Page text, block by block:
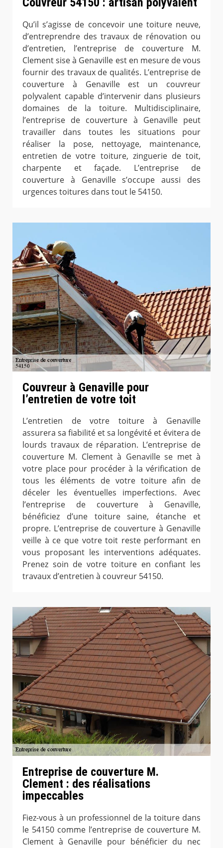
Qu’il s’agisse de concevoir une toiture neuve,
d’entreprendre des travaux de rénovation ou
d’entretien, l’entreprise de couverture M.
Clement sise à Genaville est en mesure de vous
fournir des travaux de qualités. L’entreprise de
couverture à Genaville est un couvreur
polyvalent capable d’intervenir dans plusieurs
domaines de la toiture. Multidisciplinaire,
l’entreprise de couverture à Genaville peut
travailler dans toutes les situations pour
réaliser la pose, nettoyage, maintenance,
entretien de votre toiture, zinguerie de toit,
charpente et façade. L’entreprise de
couverture à Genaville s’occupe aussi des
urgences toitures dans tout le 54150.
Couvreur à Genaville pour
l’entretien de votre toit
L’entretien de votre toiture à Genaville
assurera sa fiabilité et sa longévité et évitera de
lourds travaux de réparation. L’entreprise de
couverture M. Clement à Genaville se met à
votre place pour procéder à la vérification de
tous les éléments de votre toiture afin de
déceler les éventuelles imperfections. Avec
l’entreprise de couverture à Genaville,
bénéficiez d’une toiture saine, étanche et
propre. L’entreprise de couverture à Genaville
veille à ce que votre toit reste performant en
vous proposant les interventions adéquates.
Prenez soin de votre toiture en confiant les
travaux d’entretien à couvreur 54150.
Entreprise de couverture M.
Clement : des réalisations
impeccables
Fiez-vous à un professionnel de la toiture dans
le 54150 comme l’entreprise de couverture M.
Clement à Genaville pour bénéficier du nec